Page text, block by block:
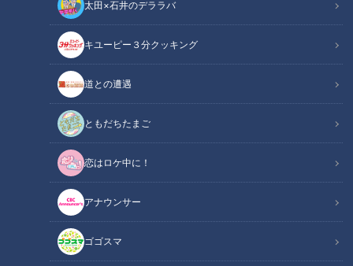
太田×石井のデララバ
キユーピー３分クッキング
道との遭遇
ともだちたまご
恋はロケ中に！
アナウンサー
ゴゴスマ
ゴゴスマ
ボイメンの感動ごはん